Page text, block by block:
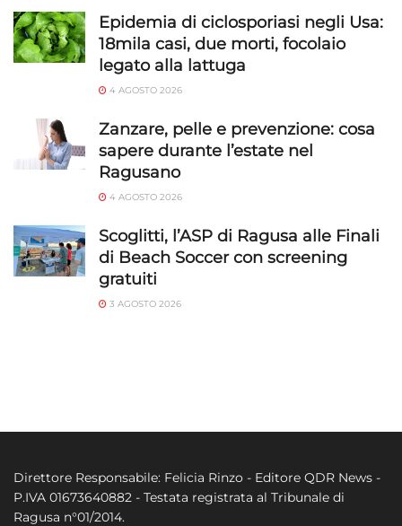
Epidemia di ciclosporiasi negli Usa:
18mila casi, due morti, focolaio
legato alla lattuga
4 AGOSTO 2026
Zanzare, pelle e prevenzione: cosa
sapere durante l’estate nel
Ragusano
4 AGOSTO 2026
Scoglitti, l’ASP di Ragusa alle Finali
di Beach Soccer con screening
gratuiti
3 AGOSTO 2026
Direttore Responsabile: Felicia Rinzo - Editore QDR News -
P.IVA 01673640882 - Testata registrata al Tribunale di
Ragusa n°01/2014.